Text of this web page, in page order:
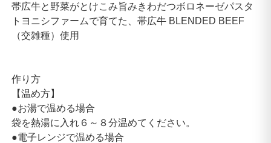
帯広牛と野菜がとけこみ旨みきわだつボロネーゼパスタ
トヨニシファームで育てた、帯広牛 BLENDED BEEF
（交雑種）使用
作り方
【温め方】
●お湯で温める場合
袋を熱湯に入れ６～８分温めてください。
●電子レンジで温める場合